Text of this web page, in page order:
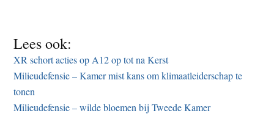
Lees ook:
XR schort acties op A12 op tot na Kerst
Milieudefensie – Kamer mist kans om klimaatleiderschap te
tonen
Milieudefensie – wilde bloemen bij Tweede Kamer